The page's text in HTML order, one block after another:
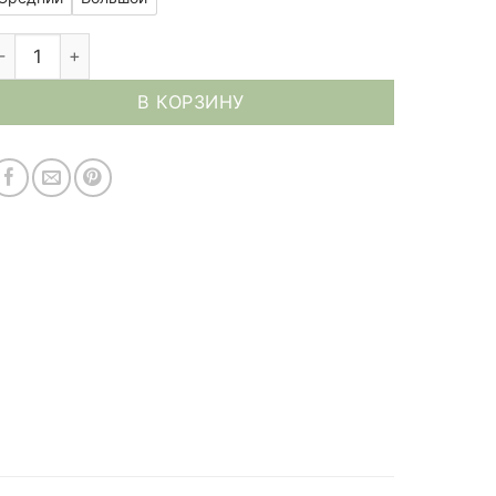
товара Серая цветочная коробка с розами
В КОРЗИНУ